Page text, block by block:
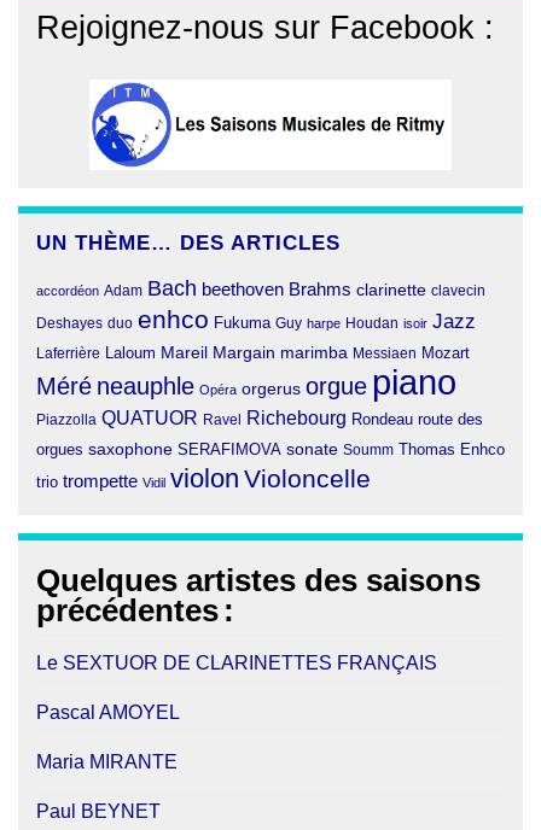
Rejoignez-nous sur Facebook :
UN THÈME… DES ARTICLES
accordéon Adam Bach beethoven Brahms clarinette clavecin
Deshayes duo enhco Fukuma Guy harpe Houdan isoir Jazz
Laferrière Laloum Mareil Margain marimba Messiaen Mozart
Méré neauphle Opéra orgerus orgue piano
Piazzolla QUATUOR Ravel Richebourg Rondeau route des
orgues saxophone SERAFIMOVA sonate Soumm Thomas Enhco
trio trompette Vidil violon Violoncelle
Quelques artistes des saisons
précédentes :
Le SEXTUOR DE CLARINETTES FRANÇAIS
Pascal AMOYEL
Maria MIRANTE
Paul BEYNET